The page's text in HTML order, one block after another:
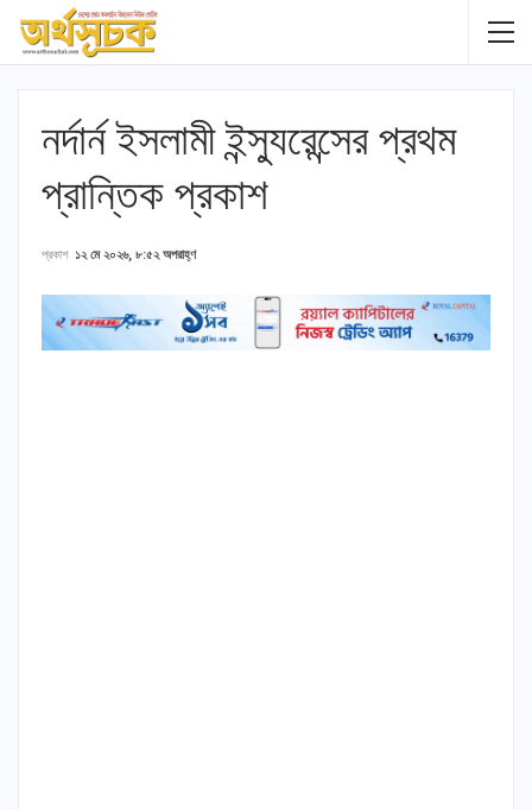
নর্দার্ন ইসলামী ইন্স্যুরেন্সের প্রথম
প্রান্তিক প্রকাশ
প্রকাশ ১২ মে ২০২৬, ৮:৫২ অপরাহ্ণ